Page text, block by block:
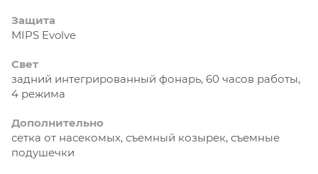
Защита
MIPS Evolve
Свет
задний интегрированный фонарь, 60 часов работы,
4 режима
Дополнительно
сетка от насекомых, съемный козырек, съемные
подушечки